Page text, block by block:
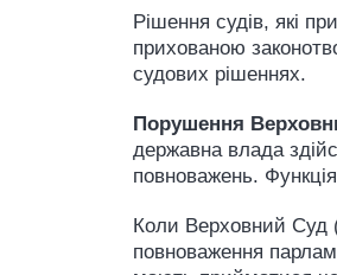
Рішення судів, які
прихованою
судових рішеннях.
Порушення
державна влада
повноважень.
Коли Верховний Суд
повноваження